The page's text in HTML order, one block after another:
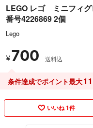
LEGO レゴ ミニフィ
番号4226869 2個
Lego
¥700 送料込
条件達成でポイント最大11
いいね 1件